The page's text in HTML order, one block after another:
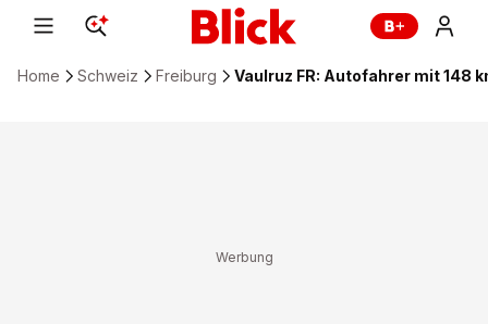
Home Schweiz Freiburg Vaulruz FR: Autofahrer mit 148